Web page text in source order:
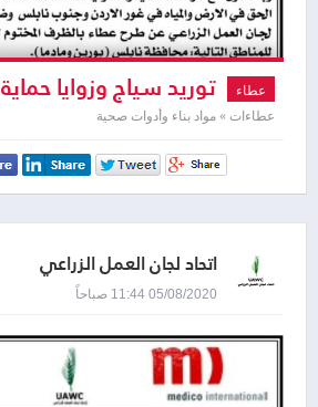
عطاء توريد سياج وزوايا حماية
عطاءات » مواد بناء وأدوات صحية
اتحاد لجان العمل الزراعي
05/08/2020 11:44 صباحاً